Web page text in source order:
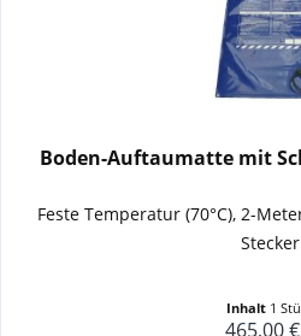
Boden-Auftaumatte mit
Feste Temperatur (70°C), 2-
Stecker
Inhalt 1
465,00